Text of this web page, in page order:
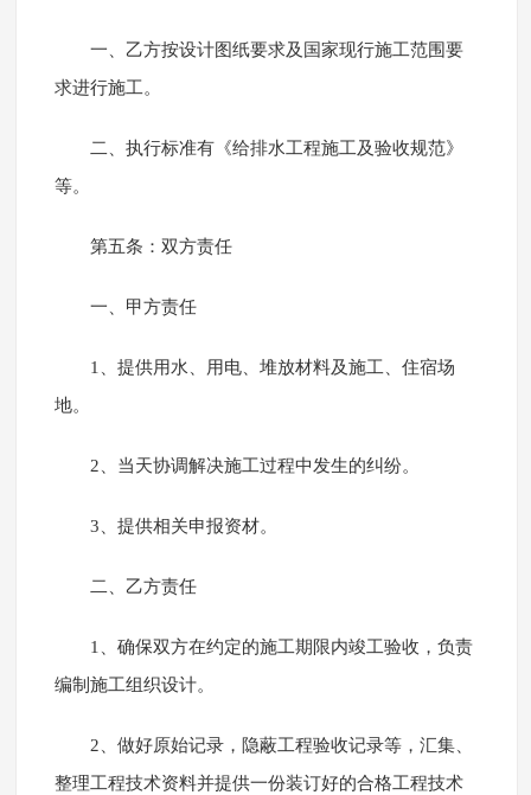
一、乙方按设计图纸要求及国家现行施工范围要
求进行施工。
二、执行标准有《给排水工程施工及验收规范》
等。
第五条：双方责任
一、甲方责任
1、提供用水、用电、堆放材料及施工、住宿场
地。
2、当天协调解决施工过程中发生的纠纷。
3、提供相关申报资材。
二、乙方责任
1、确保双方在约定的施工期限内竣工验收，负责
编制施工组织设计。
2、做好原始记录，隐蔽工程验收记录等，汇集、
整理工程技术资料并提供一份装订好的合格工程技术